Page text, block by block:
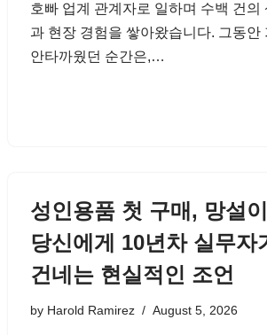
호빠 업계 관계자로 일하며 수백 건의
과 현장 경험을 쌓아왔습니다. 그동안
안타까웠던 순간은,…
성인용품 첫 구매, 망설
당신에게 10년차 실무자
건네는 현실적인 조언
by Harold Ramirez August 5, 2026